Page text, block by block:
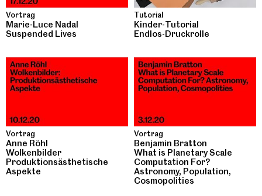
Vortrag
Marie-Luce Nadal
Suspended Lives
Tutorial
Kinder-Tutorial
Endlos-Druckrolle
Vortrag
Anne Röhl
Wolkenbilder
Produktionsästhetische
Aspekte
Vortrag
Benjamin Bratton
What is Planetary Scale
Computation For?
Astronomy, Population,
Cosmopolities